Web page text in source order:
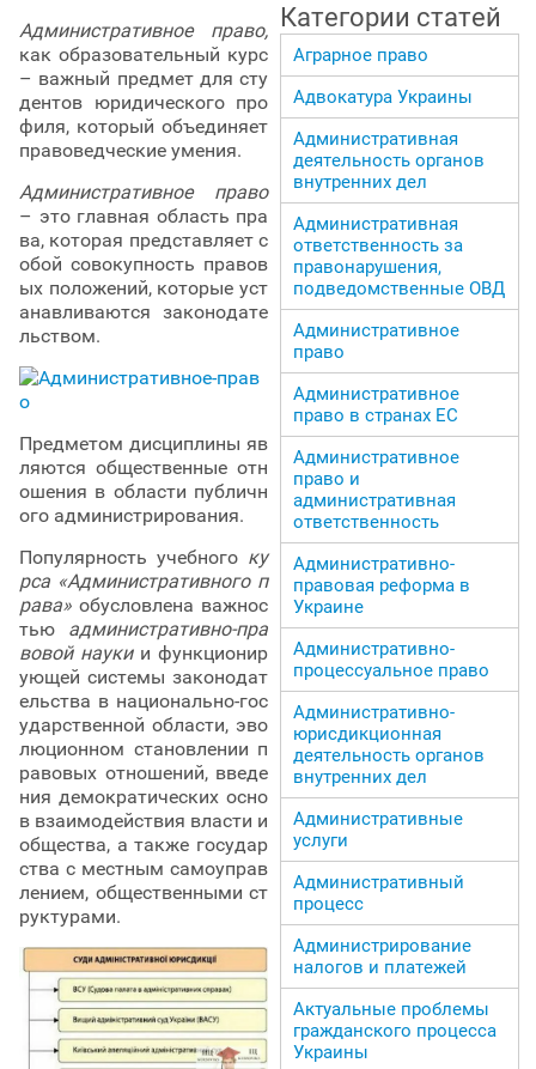
Административное право,
как образовательный курс
– важный предмет для сту
дентов юридического про
филя, который объединяет
правоведческие умения.
Административное право
– это главная область пра
ва, которая представляет с
обой совокупность правов
ых положений, которые уст
анавливаются законодате
льством.
Предметом дисциплины яв
ляются общественные отн
ошения в области публичн
ого администрирования.
Популярность учебного ку
рса «Административного п
рава» обусловлена важнос
тью административно-пра
вовой наукии функционир
ующей системы законодат
ельства в национально-гос
ударственной области, эво
люционном становлении п
равовых отношений, введе
ния демократических осно
в взаимодействия власти и
общества, а также государ
ства с местным самоуправ
лением, общественными ст
руктурами.
Категории статей
Аграрное право
Адвокатура Украины
Административная
деятельность органов
внутренних дел
Административная
ответственность за
правонарушения,
подведомственные ОВД
Административное
право
Административное
право в странах ЕС
Административное
право и
административная
ответственность
Административно-
правовая реформа в
Украине
Административно-
процессуальное право
Административно-
юрисдикционная
деятельность органов
внутренних дел
Административные
услуги
Административный
процесс
Администрирование
налогов и платежей
Актуальные проблемы
гражданского процесса
Украины